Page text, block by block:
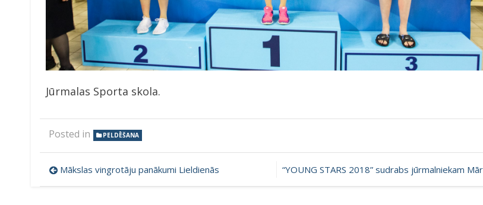
Jūrmalas Sporta skola.
Posted in PELDĒŠANA
Ziņu
izvēlne
Mākslas vingrotāju panākumi Lieldienās